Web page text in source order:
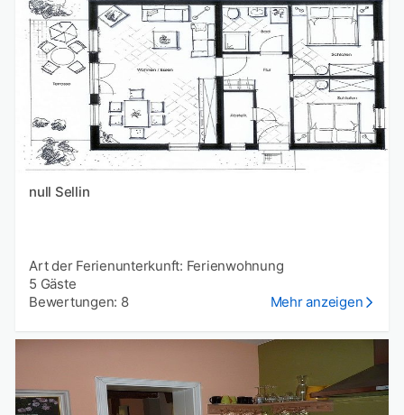
null Sellin
Art der Ferienunterkunft: Ferienwohnung
5 Gäste
Bewertungen: 8
Mehr anzeigen